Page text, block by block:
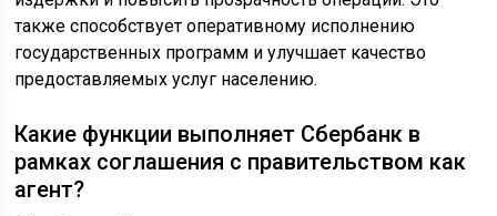
также способствует оперативному исполнению
государственных программ и улучшает качество
предоставляемых услуг населению.
Какие функции выполняет Сбербанк в
рамках соглашения с правительством как
агент?